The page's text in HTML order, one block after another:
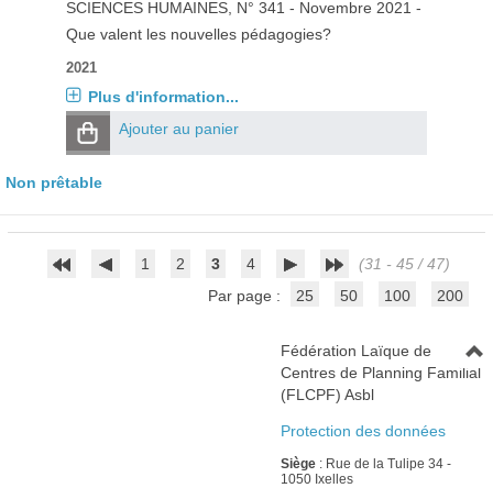
SCIENCES HUMAINES, N° 341 - Novembre 2021 -
Que valent les nouvelles pédagogies?
2021
Plus d'information...
Ajouter au panier
Non prêtable
1 2 3 4
(31 - 45 / 47)
Par page :
25 50 100 200
Fédération Laïque de
Centres de Planning Familial
(FLCPF) Asbl
Protection des données
Siège: Rue de la Tulipe 34 -
1050 Ixelles